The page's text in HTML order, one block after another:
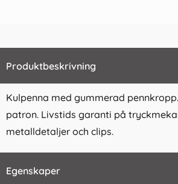
Produktbeskrivning
Kulpenna med gummerad
patron. Livstids garanti på
metalldetaljer och clips.
Egenskaper